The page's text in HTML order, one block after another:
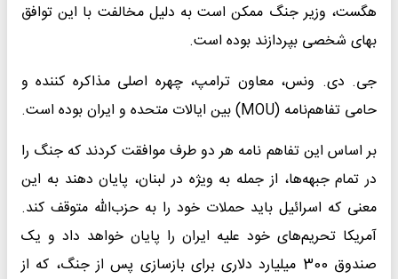
هگست، وزیر جنگ ممکن است به دلیل مخالفت با این توافق
بهای شخصی بپردازند بوده است.
جی. دی. ونس، معاون ترامپ، چهره اصلی مذاکره کننده و
حامی تفاهم‌نامه (MOU) بین ایالات متحده و ایران بوده است.
بر اساس این تفاهم نامه هر دو طرف موافقت کردند که جنگ را
در تمام جبهه‌ها، از جمله به ویژه در لبنان، پایان دهند به این
معنی که اسرائیل باید حملات خود را به حزب‌الله متوقف کند.
آمریکا تحریم‌های خود علیه ایران را پایان خواهد داد و یک
صندوق 300 میلیارد دلاری برای بازسازی پس از جنگ، که از